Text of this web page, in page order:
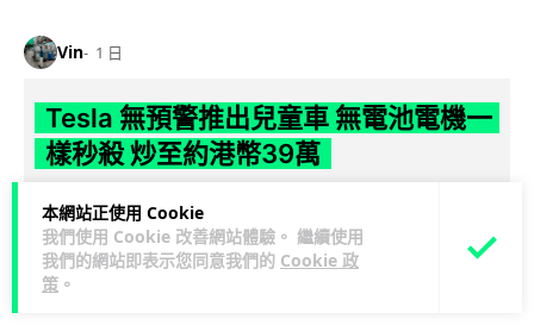
本網站正使用 Cookie
我們使用 Cookie 改善網站體驗。 繼續使用
我們的網站即表示您同意我們的 Cookie 政
策 。
Vin 1 日
Tesla 無預警推出兒童車 無電池電機一
樣秒殺 炒至約港幣39萬
Tesla 無預警推出 Balance Bike for Kids 兒童平衡車，定價
225 美元（約港幣 HK$1,755）。雖然車身並無...
387